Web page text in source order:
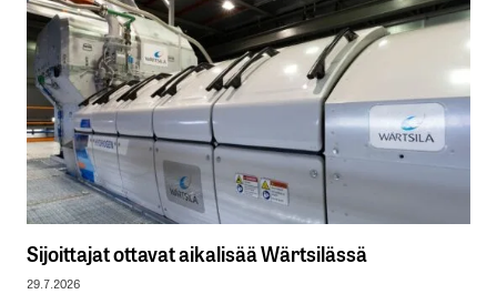
Sijoittajat ottavat aikalisää Wärtsilässä
29.7.2026